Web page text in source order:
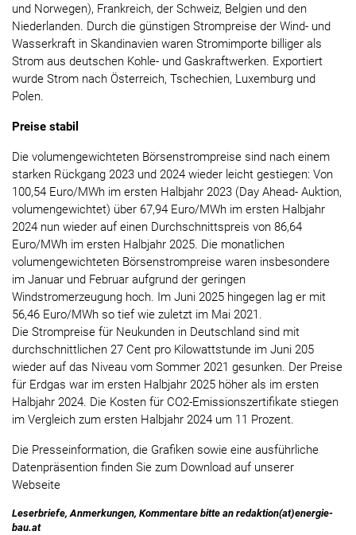
und Norwegen), Frankreich, der Schweiz, Belgien und den
Niederlanden. Durch die günstigen Strompreise der Wind- und
Wasserkraft in Skandinavien waren Stromimporte billiger als
Strom aus deutschen Kohle- und Gaskraftwerken. Exportiert
wurde Strom nach Österreich, Tschechien, Luxemburg und
Polen.
Preise stabil
Die volumengewichteten Börsenstrompreise sind nach einem
starken Rückgang 2023 und 2024 wieder leicht gestiegen: Von
100,54 Euro/MWh im ersten Halbjahr 2023 (Day Ahead- Auktion,
volumengewichtet) über 67,94 Euro/MWh im ersten Halbjahr
2024 nun wieder auf einen Durchschnittspreis von 86,64
Euro/MWh im ersten Halbjahr 2025. Die monatlichen
volumengewichteten Börsenstrompreise waren insbesondere
im Januar und Februar aufgrund der geringen
Windstromerzeugung hoch. Im Juni 2025 hingegen lag er mit
56,46 Euro/MWh so tief wie zuletzt im Mai 2021.
Die Strompreise für Neukunden in Deutschland sind mit
durchschnittlichen 27 Cent pro Kilowattstunde im Juni 205
wieder auf das Niveau vom Sommer 2021 gesunken. Der Preise
für Erdgas war im ersten Halbjahr 2025 höher als im ersten
Halbjahr 2024. Die Kosten für CO2-Emissionszertifikate stiegen
im Vergleich zum ersten Halbjahr 2024 um 11 Prozent.
Die Presseinformation, die Grafiken sowie eine ausführliche
Datenpräsention finden Sie zum Download auf unserer
Webseite
Leserbriefe, Anmerkungen, Kommentare bitte an redaktion(at)energie-
bau.at